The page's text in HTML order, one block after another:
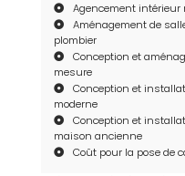
Agencement intérieur
Aménagement de
plombier
Conception et
mesure
Conception et
moderne
Conception et
maison ancienne
Coût pour la pose de